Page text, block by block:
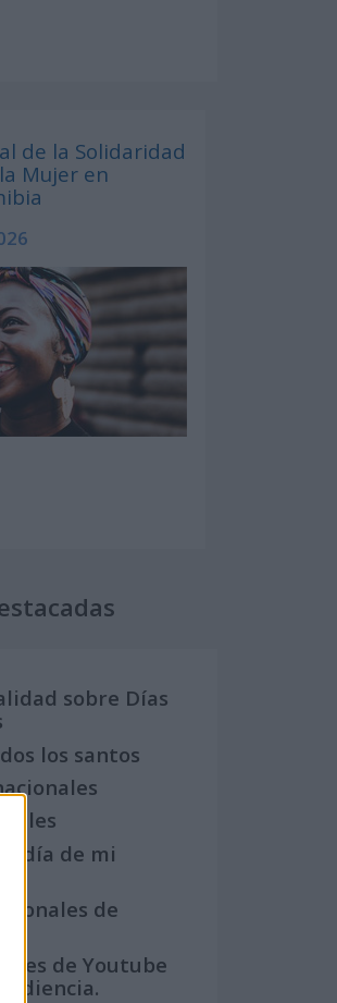
de la Solidaridad
Mujer en
sobre Días
los santos
el día de mi
de
de Youtube